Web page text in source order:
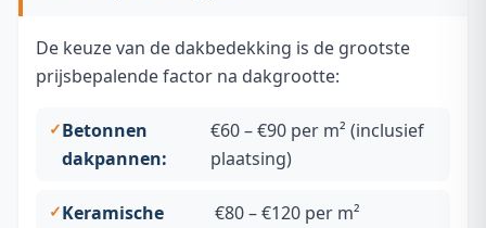
De keuze van de dakbedekking is de grootste
prijsbepalende factor na dakgrootte:
Betonnen
dakpannen:
€60 – €90 per m² (inclusief
plaatsing)
Keramische
€80 – €120 per m²